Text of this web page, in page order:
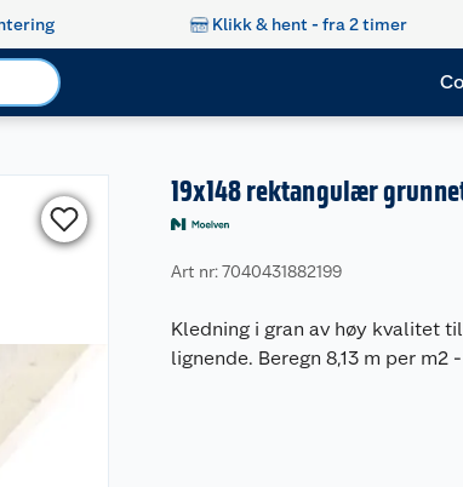
Klikk & hent - fra 2 timer
19x148 rektangulær
Art nr: 7040431882199
Kledning i gran av høy kvalitet
lignende. Beregn 8,13 m per m2 -